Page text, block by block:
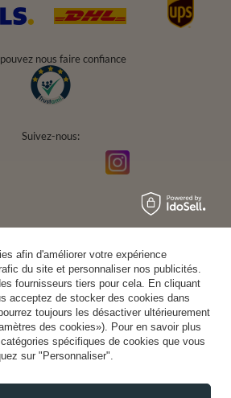
nous faire confiance
Suivez-nous:
afin d'améliorer votre expérience
du site et personnaliser nos publicités.
fournisseurs tiers pour cela. En cliquant
acceptez de stocker des cookies dans
toujours les désactiver ultérieurement
des cookies»). Pour en savoir plus
spécifiques de cookies que vous
sur "Personnaliser".